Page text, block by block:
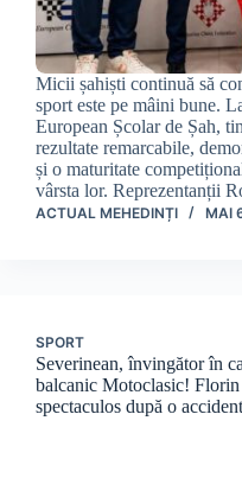
Micii șahiști continuă să
sport este pe mâini bune.
European Școlar de Șah,
rezultate remarcabile,
și o maturitate
vârsta lor. Reprezentanții
ACTUAL MEHEDINȚI MAI
SPORT
Severinean, învingător în
balcanic Motoclasic!
spectaculos după o